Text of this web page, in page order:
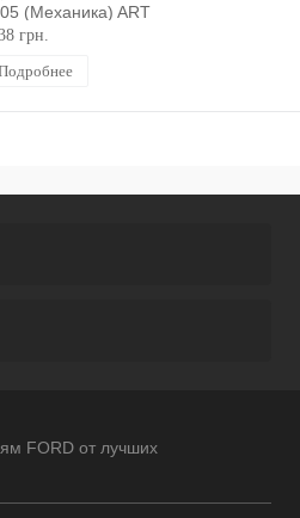
(Механика) ART
грн.
FORD от лучших